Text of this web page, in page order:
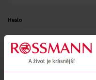
Heslo